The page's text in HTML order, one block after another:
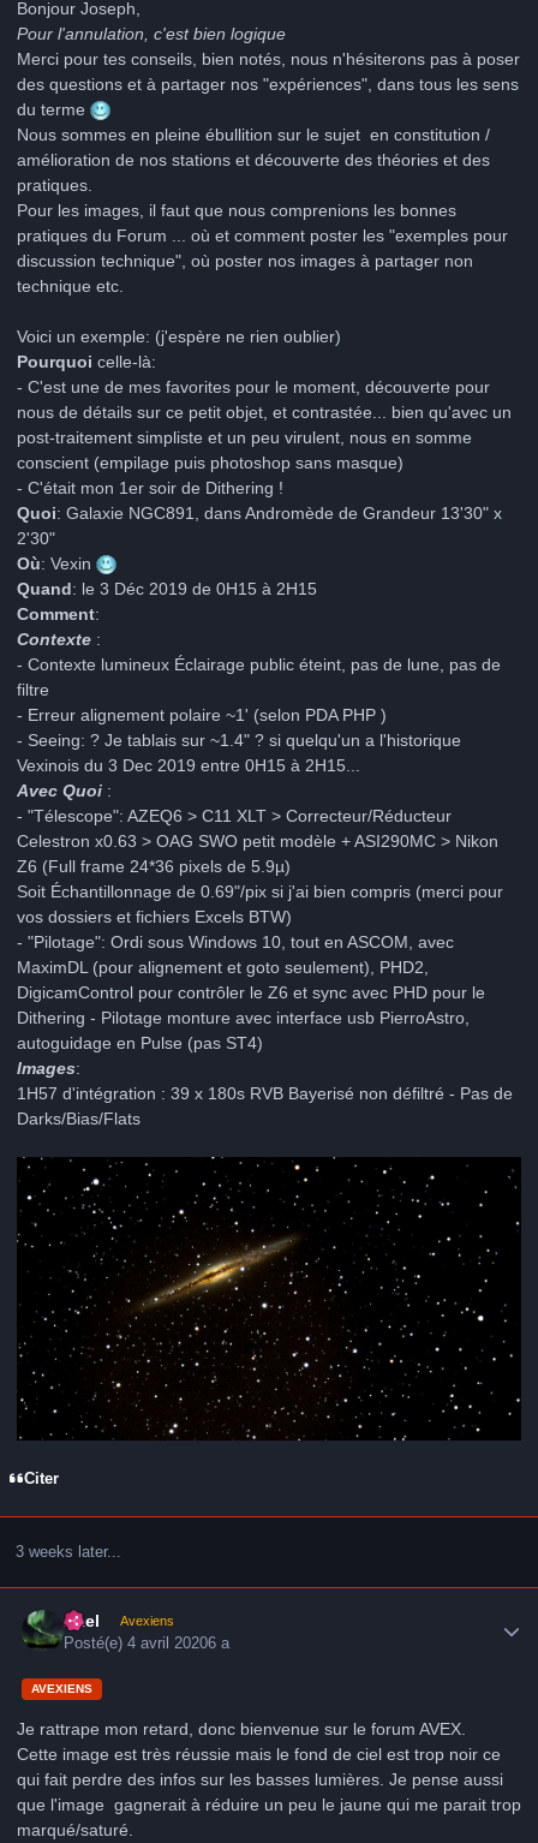
Bonjour Joseph,
Pour l'annulation, c'est bien logique
Merci pour tes conseils, bien notés, nous n'hésiterons pas à poser
des questions et à partager nos "expériences", dans tous les sens
du terme
Nous sommes en pleine ébullition sur le sujet en constitution /
amélioration de nos stations et découverte des théories et des
pratiques.
Pour les images, il faut que nous comprenions les bonnes
pratiques du Forum ... où et comment poster les "exemples pour
discussion technique", où poster nos images à partager non
technique etc.
Voici un exemple: (j'espère ne rien oublier)
Pourquoi celle-là:
- C'est une de mes favorites pour le moment, découverte pour
nous de détails sur ce petit objet, et contrastée... bien qu'avec un
post-traitement simpliste et un peu virulent, nous en somme
conscient (empilage puis photoshop sans masque)
- C'était mon 1er soir de Dithering !
Quoi: Galaxie NGC891, dans Andromède de Grandeur 13'30" x
2'30"
Où: Vexin
Quand: le 3 Déc 2019 de 0H15 à 2H15
Comment:
Contexte :
- Contexte lumineux Éclairage public éteint, pas de lune, pas de
filtre
- Erreur alignement polaire ~1' (selon PDA PHP )
- Seeing: ? Je tablais sur ~1.4" ? si quelqu'un a l'historique
Vexinois du 3 Dec 2019 entre 0H15 à 2H15...
Avec Quoi :
- "Télescope": AZEQ6 > C11 XLT > Correcteur/Réducteur
Celestron x0.63 > OAG SWO petit modèle + ASI290MC > Nikon
Z6 (Full frame 24*36 pixels de 5.9µ)
Soit Échantillonnage de 0.69"/pix si j'ai bien compris (merci pour
vos dossiers et fichiers Excels BTW)
- "Pilotage": Ordi sous Windows 10, tout en ASCOM, avec
MaximDL (pour alignement et goto seulement), PHD2,
DigicamControl pour contrôler le Z6 et sync avec PHD pour le
Dithering - Pilotage monture avec interface usb PierroAstro,
autoguidage en Pulse (pas ST4)
Images:
1H57 d'intégration : 39 x 180s RVB Bayerisé non défiltré - Pas de
Darks/Bias/Flats
Citer
3 weeks later...
Axel Avexiens
Posté(e)4 avril 20206 a
AVEXIENS
Je rattrape mon retard, donc bienvenue sur le forum AVEX.
Cette image est très réussie mais le fond de ciel est trop noir ce
qui fait perdre des infos sur les basses lumières. Je pense aussi
que l'image gagnerait à réduire un peu le jaune qui me parait trop
marqué/saturé.